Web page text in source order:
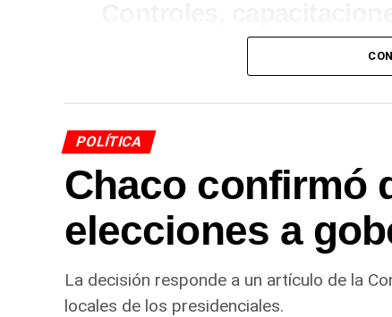
controles y
capacitaciones para los agentes que
mayor concientización en la
Desde el Municipio remarcaron que la
continuarán trabajando de manera
Policía Caminera para construir una
POLÍTICA
Chaco confirmó
elecciones a
La decisión responde a un artículo de la
locales de los presidenciales.